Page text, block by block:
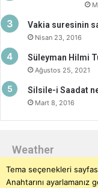
Vakia suresinin
Nisan 23, 2016
Süleyman Hilmi
Ağustos 25, 2021
Silsile-i Saadat
Mart 8, 2016
Weather
Tema seçenekleri
Anahtarını ayarlamanız